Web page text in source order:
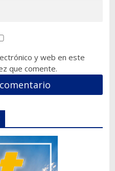
y web en este
que comente.